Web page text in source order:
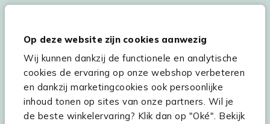
Op deze website zijn cookies aanwezig
Wij kunnen dankzij de functionele en analytische
cookies de ervaring op onze webshop verbeteren
en dankzij marketingcookies ook persoonlijke
inhoud tonen op sites van onze partners. Wil je
de beste winkelervaring? Klik dan op "Oké". Bekijk
Hulp & service
Assortiment
Kees Smit Tuinmeubelen
Experience Stores XXL